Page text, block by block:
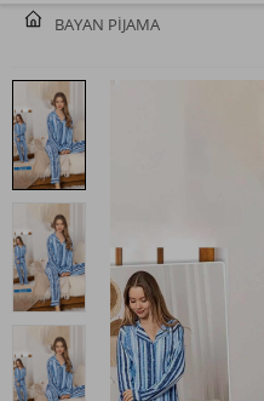
BAYAN PIJAMA